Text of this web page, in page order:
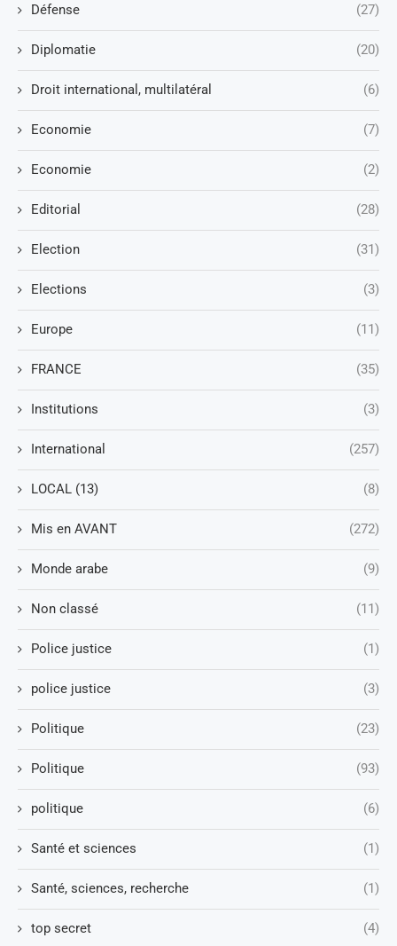
Défense (27)
Diplomatie (20)
Droit international, multilatéral (6)
Economie (7)
Economie (2)
Editorial (28)
Election (31)
Elections (3)
Europe (11)
FRANCE (35)
Institutions (3)
International (257)
LOCAL (13) (8)
Mis en AVANT (272)
Monde arabe (9)
Non classé (11)
Police justice (1)
police justice (3)
Politique (23)
Politique (93)
politique (6)
Santé et sciences (1)
Santé, sciences, recherche (1)
top secret (4)